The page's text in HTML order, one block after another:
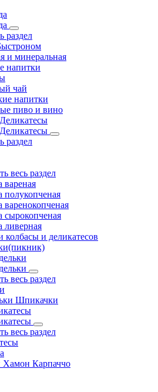
раздел
и минеральная
напитки
чай
напитки
пиво и вино
раздел
весь раздел
вареная
полукопченая
варенокопченая
сырокопченая
ливерная
колбасы и деликатесов
весь раздел
Шпикачки
весь раздел
Хамон Карпаччо